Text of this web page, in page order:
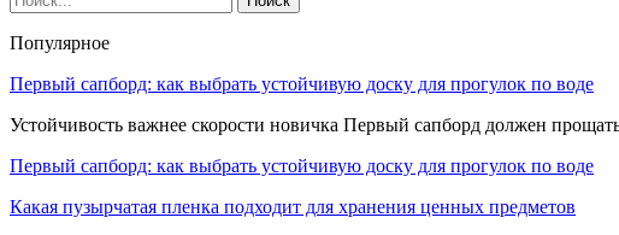
Популярное
Первый сапборд: как выбрать устойчивую доску для прогулок по воде
Устойчивость важнее скорости новичка Первый сапборд должен
Первый сапборд: как выбрать устойчивую доску для прогулок по воде
Какая пузырчатая пленка подходит для хранения ценных предметов